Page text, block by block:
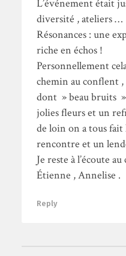
L’événement était
diversité , ateliers …
Résonances : une
riche en échos !
Personnellement
chemin au conflent
dont » beau bruits »
jolies fleurs et un
de loin on a tous
rencontre et un
Je reste à l’écoute
Étienne , Annelise .
Reply